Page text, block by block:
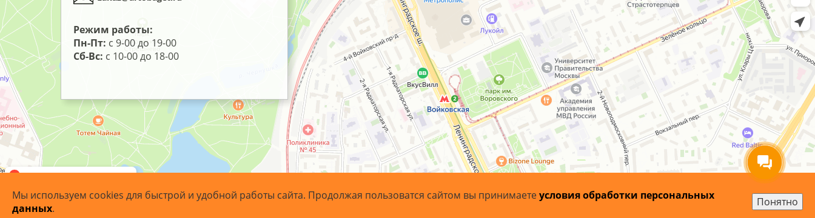
Режим работы:
Пн-Пт: с 9-00 до 19-00
Сб-Вс: с 10-00 до 18-00
Мы используем cookies для быстрой и удобной работы сайта. Продолжая пользоватся сайтом вы принимаетеусловия обработки персональных
данных. Понятно